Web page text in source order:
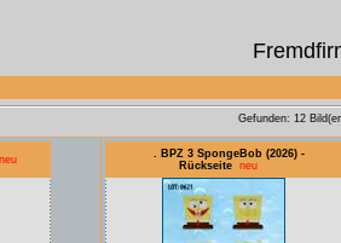
Gefunden: 12
neu
. BPZ 3 SpongeBob (2026) -
Rückseite neu